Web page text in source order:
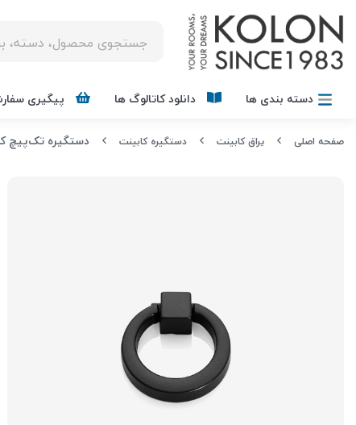
دسته بندی ها دانلود کاتالوگ ها پیگیری
صفحه اصلی یراق کابینت دستگیره کابینت دستگیره تک‌پیچ کد 376 برند